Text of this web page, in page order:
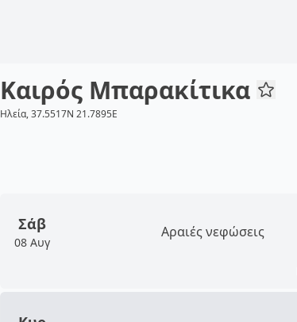
Καιρός Μπαρακίτικα
Ηλεία, 37.5517N 21.7895E
Σάβ
08 Αυγ
Αραιές νεφώσεις